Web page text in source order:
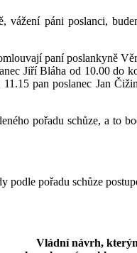
vážení páni poslanci,
paní poslankyně
Jiří Bláha od 10.00 do
pan poslanec Jan
pořadu schůze, a to
podle pořadu schůze
Vládní návrh,